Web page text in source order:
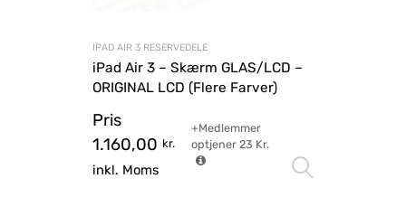
IPAD AIR 3 RESERVEDELE
iPad Air 3 – Skærm GLAS/LCD –
ORIGINAL LCD (Flere Farver)
Pris
1.160,00 kr.
inkl. Moms
+Medlemmer
optjener23 Kr.